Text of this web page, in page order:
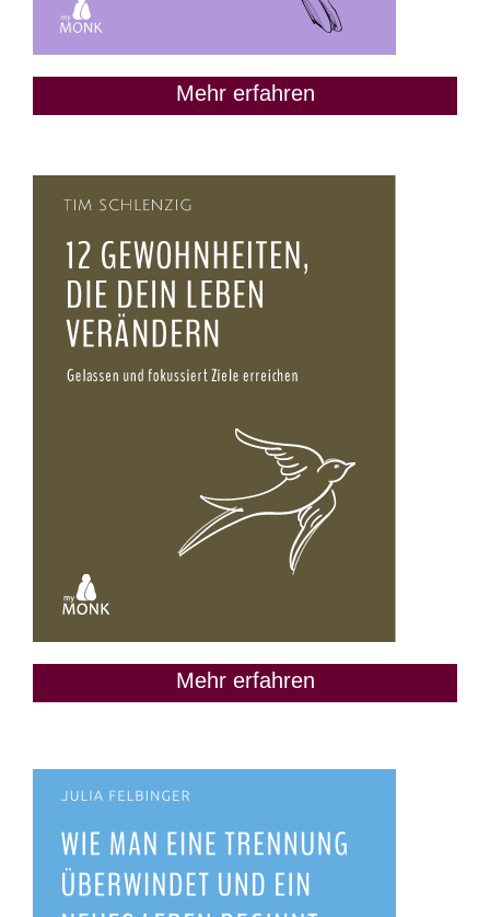
Mehr erfahren
Mehr erfahren